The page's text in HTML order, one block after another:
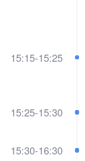
15:15-15:25
15:25-15:30
15:30-16:30